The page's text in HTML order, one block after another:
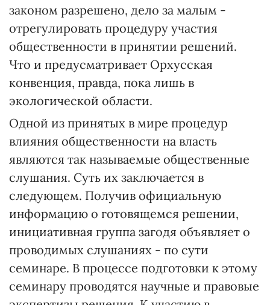
законом разрешено, дело за малым -
отрегулировать процедуру участия
общественности в принятии решений.
Что и предусматривает Орхусская
конвенция, правда, пока лишь в
экологической области.
Одной из принятых в мире процедур
влияния общественности на власть
являются так называемые общественные
слушания. Суть их заключается в
следующем. Получив официальную
информацию о готовящемся решении,
инициативная группа загодя объявляет о
проводимых слушаниях - по сути
семинаре. В процессе подготовки к этому
семинару проводятся научные и правовые